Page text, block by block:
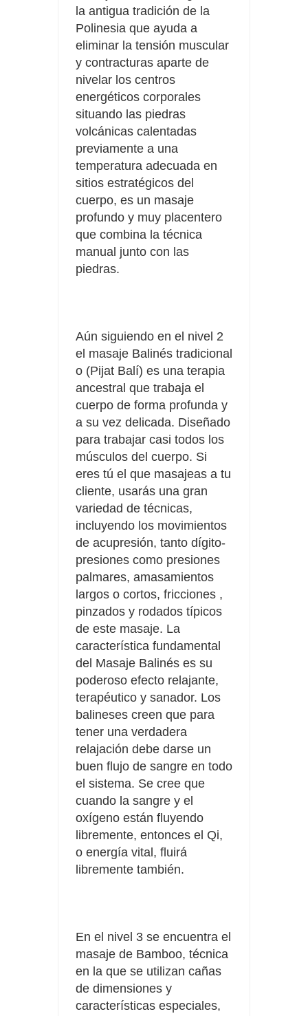
la antigua tradición de la
Polinesia que ayuda a
eliminar la tensión muscular
y contracturas aparte de
nivelar los centros
energéticos corporales
situando las piedras
volcánicas calentadas
previamente a una
temperatura adecuada en
sitios estratégicos del
cuerpo, es un masaje
profundo y muy placentero
que combina la técnica
manual junto con las
piedras.
Aún siguiendo en el nivel 2
el masaje Balinés tradicional
o (Pijat Balí) es una terapia
ancestral que trabaja el
cuerpo de forma profunda y
a su vez delicada. Diseñado
para trabajar casi todos los
músculos del cuerpo. Si
eres tú el que masajeas a tu
cliente, usarás una gran
variedad de técnicas,
incluyendo los movimientos
de acupresión, tanto dígito-
presiones como presiones
palmares, amasamientos
largos o cortos, fricciones ,
pinzados y rodados típicos
de este masaje. La
característica fundamental
del Masaje Balinés es su
poderoso efecto relajante,
terapéutico y sanador. Los
balineses creen que para
tener una verdadera
relajación debe darse un
buen flujo de sangre en todo
el sistema. Se cree que
cuando la sangre y el
oxígeno están fluyendo
libremente, entonces el Qi,
o energía vital, fluirá
libremente también.
En el nivel 3 se encuentra el
masaje de Bamboo, técnica
en la que se utilizan cañas
de dimensiones y
características especiales,